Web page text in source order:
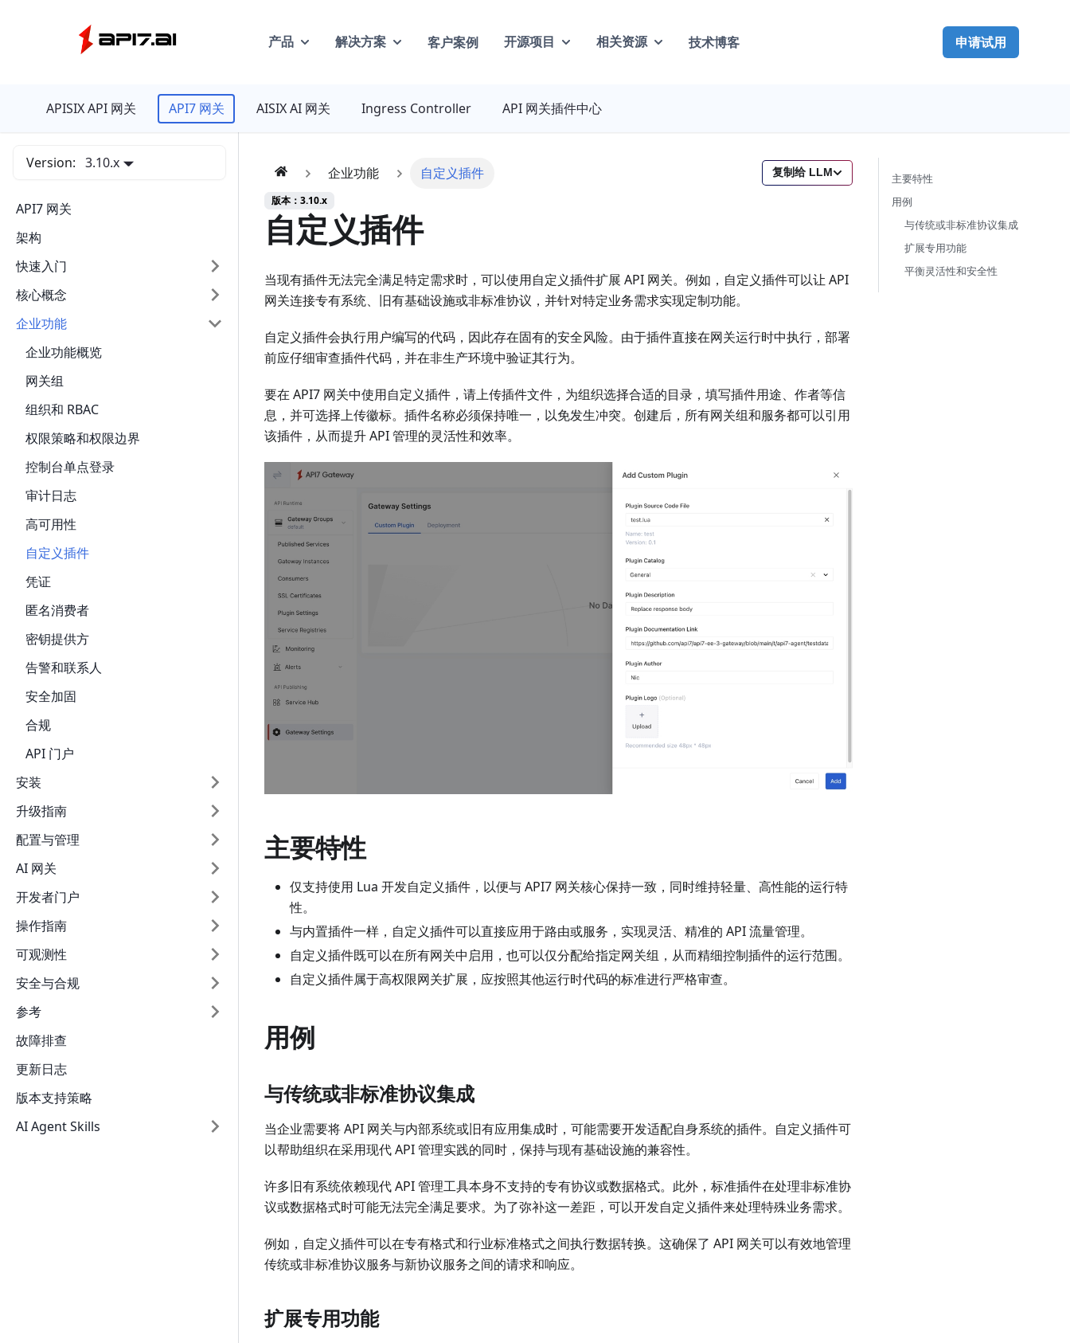
产品 解决方案 客户案例 开源项目 相关资源 技术博客 申请试用
APISIX API 网关 API7 网关 AISIX AI 网关 Ingress Controller API 网关插件中心
Version: 3.10.x
API7 网关
架构
快速入门
核心概念
企业功能
企业功能概览
网关组
组织和 RBAC
权限策略和权限边界
控制台单点登录
审计日志
高可用性
自定义插件
凭证
匿名消费者
密钥提供方
告警和联系人
安全加固
合规
API 门户
安装
升级指南
配置与管理
AI 网关
开发者门户
操作指南
可观测性
安全与合规
参考
故障排查
更新日志
版本支持策略
AI Agent Skills
企业功能 自定义插件 复制给 LLM
版本：3.10.x
自定义插件
当现有插件无法完全满足特定需求时，可以使用自定义插件扩展 API 网关。例如，自定义插件可以让 API
网关连接专有系统、旧有基础设施或非标准协议，并针对特定业务需求实现定制功能。
自定义插件会执行用户编写的代码，因此存在固有的安全风险。由于插件直接在网关运行时中执行，部署
前应仔细审查插件代码，并在非生产环境中验证其行为。
要在 API7 网关中使用自定义插件，请上传插件文件，为组织选择合适的目录，填写插件用途、作者等信
息，并可选择上传徽标。插件名称必须保持唯一，以免发生冲突。创建后，所有网关组和服务都可以引用
该插件，从而提升 API 管理的灵活性和效率。
主要特性
仅支持使用 Lua 开发自定义插件，以便与 API7 网关核心保持一致，同时维持轻量、高性能的运行特
性。
与内置插件一样，自定义插件可以直接应用于路由或服务，实现灵活、精准的 API 流量管理。
自定义插件既可以在所有网关中启用，也可以仅分配给指定网关组，从而精细控制插件的运行范围。
自定义插件属于高权限网关扩展，应按照其他运行时代码的标准进行严格审查。
用例
与传统或非标准协议集成
当企业需要将 API 网关与内部系统或旧有应用集成时，可能需要开发适配自身系统的插件。自定义插件可
以帮助组织在采用现代 API 管理实践的同时，保持与现有基础设施的兼容性。
许多旧有系统依赖现代 API 管理工具本身不支持的专有协议或数据格式。此外，标准插件在处理非标准协
议或数据格式时可能无法完全满足要求。为了弥补这一差距，可以开发自定义插件来处理特殊业务需求。
例如，自定义插件可以在专有格式和行业标准格式之间执行数据转换。这确保了 API 网关可以有效地管理
传统或非标准协议服务与新协议服务之间的请求和响应。
扩展专用功能
主要特性
用例
与传统或非标准协议集成
扩展专用功能
平衡灵活性和安全性